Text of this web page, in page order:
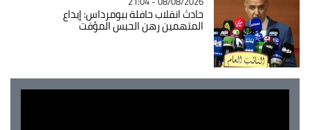
حادث انقلاب حافلة ببومرداس: إيداع
المتهمين رهن الحبس المؤقت